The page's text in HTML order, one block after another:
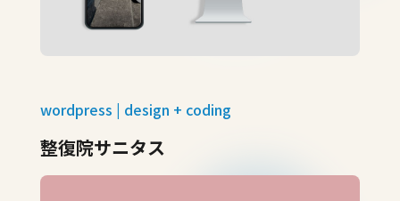
wordpress | design + coding
整復院サニタス